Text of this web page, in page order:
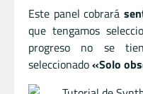
Este panel cobrará
que tengamos
progreso no se
seleccionado«Solo